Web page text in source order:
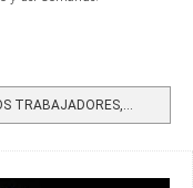
TRABAJADORES,...